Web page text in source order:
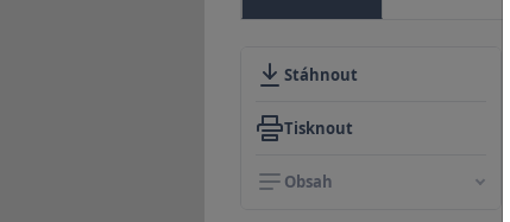
Stáhnout
Tisknout
Obsah